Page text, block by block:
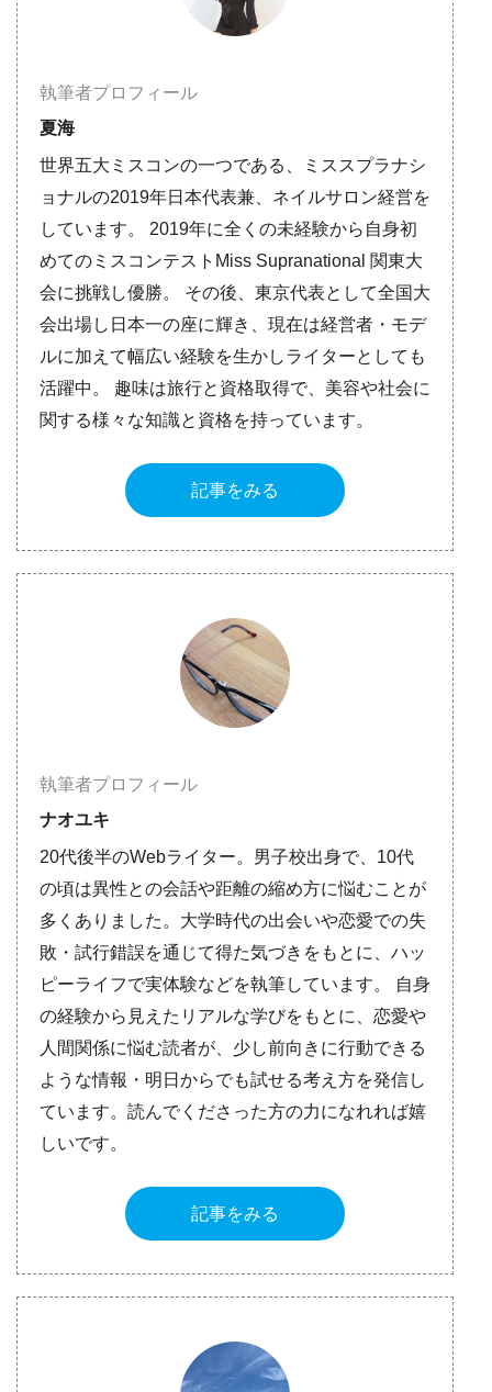
執筆者プロフィール
夏海
世界五大ミスコンの一つである、ミススプラナシ
ョナルの2019年日本代表兼、ネイルサロン経営を
しています。 2019年に全くの未経験から自身初
めてのミスコンテストMiss Supranational 関東大
会に挑戦し優勝。 その後、東京代表として全国大
会出場し日本一の座に輝き、現在は経営者・モデ
ルに加えて幅広い経験を生かしライターとしても
活躍中。 趣味は旅行と資格取得で、美容や社会に
関する様々な知識と資格を持っています。
記事をみる
執筆者プロフィール
ナオユキ
20代後半のWebライター。男子校出身で、10代
の頃は異性との会話や距離の縮め方に悩むことが
多くありました。大学時代の出会いや恋愛での失
敗・試行錯誤を通じて得た気づきをもとに、ハッ
ピーライフで実体験などを執筆しています。 自身
の経験から見えたリアルな学びをもとに、恋愛や
人間関係に悩む読者が、少し前向きに行動できる
ような情報・明日からでも試せる考え方を発信し
ています。読んでくださった方の力になれれば嬉
しいです。
記事をみる